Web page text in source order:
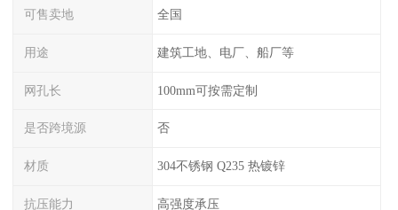
可售卖地 全国
用途 建筑工地、电厂、船厂等
网孔长 100mm可按需定制
是否跨境源 否
材质 304不锈钢 Q235 热镀锌
抗压能力 高强度承压